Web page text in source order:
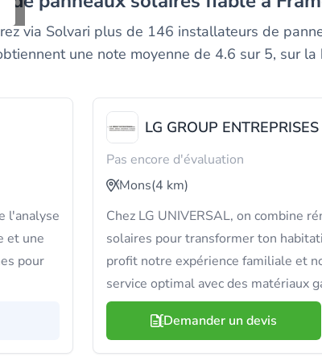
via Solvari plus de 146 installateurs de
une note moyenne de 4.6 sur 5, sur
l'analyse
et une
pour
LG GROUP ENTREPRISES
Pas encore d'évaluation
Mons(4 km)
Chez LG UNIVERSAL, on combine
solaires pour transformer ton
profit notre expérience familiale et
service optimal avec des matériaux
Demander un devis